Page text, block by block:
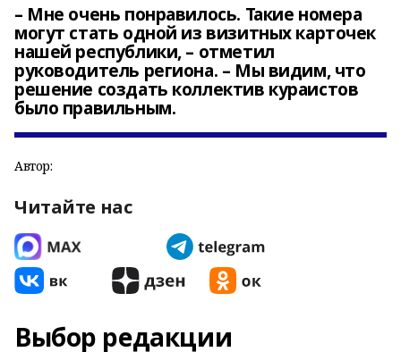
– Мне очень понравилось. Такие номера
могут стать одной из визитных карточек
нашей республики, – отметил
руководитель региона. – Мы видим, что
решение создать коллектив кураистов
было правильным.
Автор:
Читайте нас
Выбор редакции